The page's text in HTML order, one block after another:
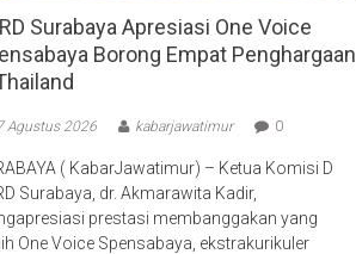
Surabaya Apresiasi One Voice
Borong Empat Penghargaan
Agustus 2026 kabarjawatimur 0
( KabarJawatimur) – Ketua Komisi D
Surabaya, dr. Akmarawita Kadir,
prestasi membanggakan yang
One Voice Spensabaya, ekstrakurikuler